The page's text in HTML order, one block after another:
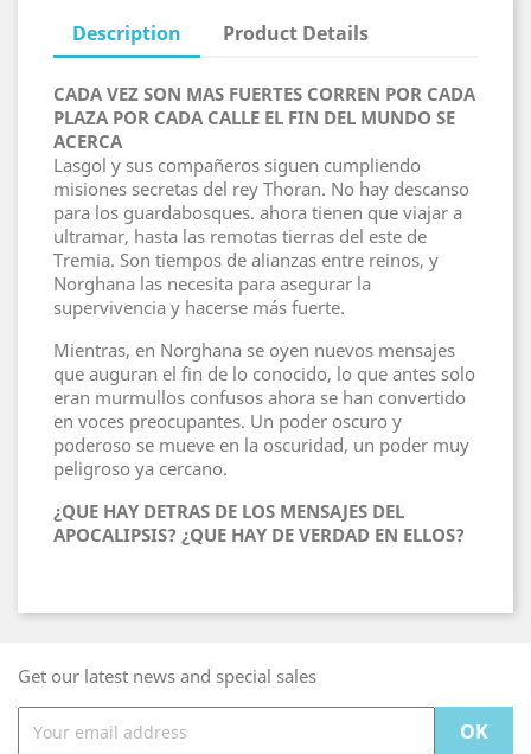
Description Product Details
CADA VEZ SON MAS FUERTES CORREN POR CADA
PLAZA POR CADA CALLE EL FIN DEL MUNDO SE
ACERCA
Lasgol y sus compañeros siguen cumpliendo
misiones secretas del rey Thoran. No hay descanso
para los guardabosques. ahora tienen que viajar a
ultramar, hasta las remotas tierras del este de
Tremia. Son tiempos de alianzas entre reinos, y
Norghana las necesita para asegurar la
supervivencia y hacerse más fuerte.
Mientras, en Norghana se oyen nuevos mensajes
que auguran el fin de lo conocido, lo que antes solo
eran murmullos confusos ahora se han convertido
en voces preocupantes. Un poder oscuro y
poderoso se mueve en la oscuridad, un poder muy
peligroso ya cercano.
¿QUE HAY DETRAS DE LOS MENSAJES DEL
APOCALIPSIS? ¿QUE HAY DE VERDAD EN ELLOS?
Get our latest news and special sales